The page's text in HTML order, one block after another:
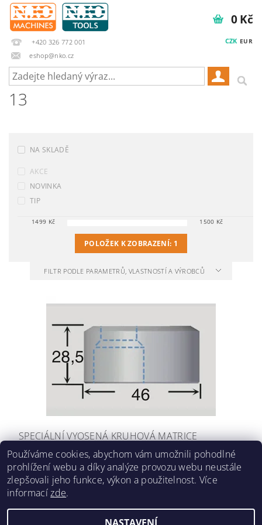
+420 326 772 001
eshop@nko.cz
CZK EUR
0 Kč
13
NA SKLADĚ
AKCE
NOVINKA
TIP
1499 Kč 1500 Kč
POLOŽEK K ZOBRAZENÍ: 1
FILTR PODLE PARAMETRŮ, VLASTNOSTÍ A VÝROBCŮ
SPECIÁLNÍ VYOSENÁ KRUHOVÁ MATRICE
PEDINGHAUS, DURMA TYP 13 OFFSET Ø 4-20 MM
1 813,79 Kč včetně DPH
1 499 Kč/ ks
Používáme cookies, abychom vám umožnili pohodlné
prohlížení webu a díky analýze provozu webu neustále
zlepšovali jeho funkce, výkon a použitelnost. Více
informacízde.